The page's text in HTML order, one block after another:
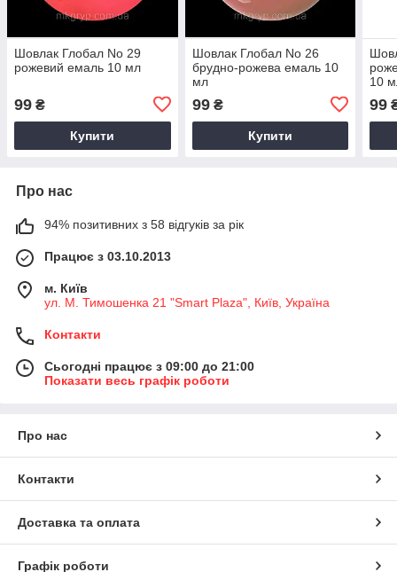
Шовлак Глобал No 29
рожевий емаль 10 мл
99 ₴
Купити
Шовлак Глобал No 26
брудно-рожева емаль 10
мл
99₴
Купити
10
99
Про нас
94% позитивних з 58 відгуків за рік
Працює з 03.10.2013
м. Київ
ул. М. Тимошенка 21 "Smart Plaza", Київ, Україна
Контакти
Сьогодні працює з 09:00 до 21:00
Показати весь графік роботи
Про нас
Контакти
Доставка та оплата
Графік роботи